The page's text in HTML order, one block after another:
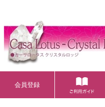
会員登録